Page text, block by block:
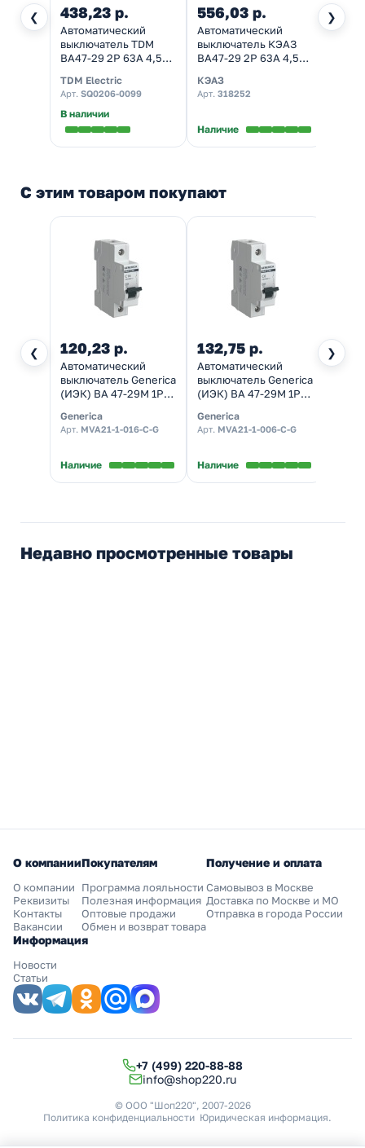
❮ ❯
438,23 р.
Автоматический
выключатель TDM
ВА47-29 2Р 63А 4,5кА
(автомат
электрический)
TDM Electric
Арт. SQ0206-0099
В наличии
556,03 р.
Автоматический
выключатель КЭАЗ
ВА47-29 2Р 63А 4,5кА
(ВА47-29-2C63-УХЛ3)
(автомат
КЭАЗ
Арт. 318252
Наличие
С этим товаром покупают
❮ ❯
120,23 р.
Автоматический
выключатель Generica
(ИЭК) ВА 47-29М 1Р
характеристика С
(автомат
Generica
Арт. MVA21-1-016-C-G
Наличие
132,75 р.
Автоматический
выключатель Generica
(ИЭК) ВА 47-29М 1Р
характеристика С
(автомат
Generica
Арт. MVA21-1-006-C-G
Наличие
Недавно просмотренные товары
О компании
О компании
Реквизиты
Контакты
Вакансии
Покупателям
Программа лояльности
Полезная информация
Оптовые продажи
Обмен и возврат товара
Получение и оплата
Самовывоз в Москве
Доставка по Москве и МО
Отправка в города России
Информация
Новости
Статьи
+7 (499) 220-88-88
info@shop220.ru
© ООО "Шоп220", 2007-2026
Политика конфиденциальности Юридическая информация.